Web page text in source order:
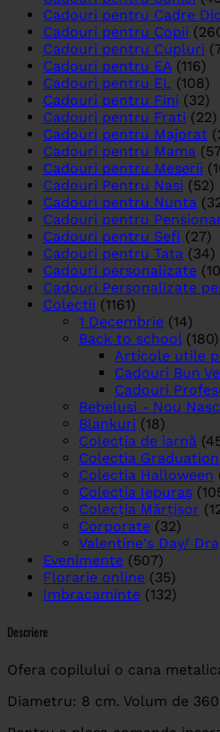
Cadouri pentru Cadre
Cadouri pentru Copii
Cadouri pentru Cupluri
Cadouri pentru EA (116)
Cadouri pentru EL (108)
Cadouri pentru Fini (32)
Cadouri pentru Frati (22)
Cadouri pentru Majorat
Cadouri pentru Mama
Cadouri pentru Meserii
Cadouri Pentru Nasi (52)
Cadouri pentru Nunta
Cadouri pentru
Cadouri pentru Sefi (27)
Cadouri pentru Tata (34)
Cadouri personalizate
Cadouri Personalizate
Colectii (1161)
1 Decembrie (14)
Back to school (180)
Articole utile
Cadouri Bun
Cadouri
Bebelusi - Nou
Blankuri (18)
Colecția de iarnă
Colectia Graduation
Colectia Halloween
Colecția Iepuraș
Colecția Mărțișor
Corporate (32)
Valentine's Day/
Evenimente (507)
Florarie online (35)
Imbracaminte (132)
Descriere
Ofera copilului o cana
Diametru: 8 cm. Volum de